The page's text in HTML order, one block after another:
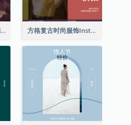
紫色冰淇淋照片甜点销售Instagram帖子 方格复古时尚服饰Instagram帖子